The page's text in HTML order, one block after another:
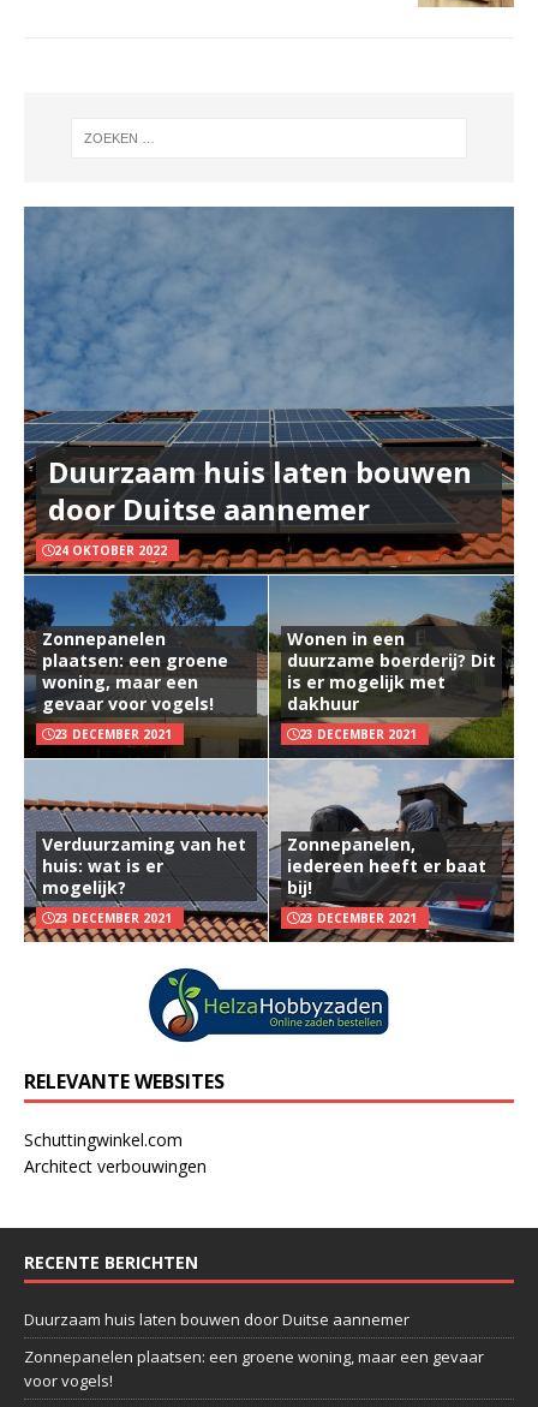
Duurzaam huis laten bouwen
door Duitse aannemer
24 OKTOBER 2022
Zonnepanelen
plaatsen: een groene
woning, maar een
gevaar voor vogels!
23 DECEMBER 2021
Wonen in een
duurzame boerderij? Dit
is er mogelijk met
dakhuur
23 DECEMBER 2021
Verduurzaming van het
huis: wat is er
mogelijk?
23 DECEMBER 2021
Zonnepanelen,
iedereen heeft er baat
bij!
23 DECEMBER 2021
RELEVANTE WEBSITES
Schuttingwinkel.com
Architect verbouwingen
RECENTE BERICHTEN
Duurzaam huis laten bouwen door Duitse aannemer
Zonnepanelen plaatsen: een groene woning, maar een gevaar
voor vogels!